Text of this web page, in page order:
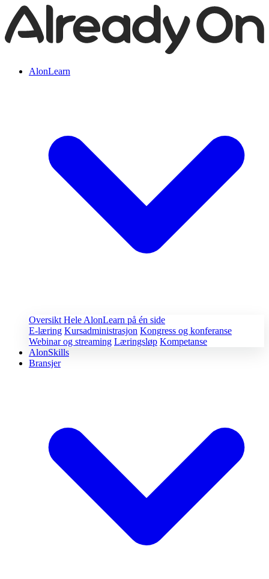
AlonLearn
Oversikt Hele AlonLearn på én side
E-læring Kursadministrasjon Kongress og konferanse
Webinar og streaming Læringsløp Kompetanse
AlonSkills
Bransjer